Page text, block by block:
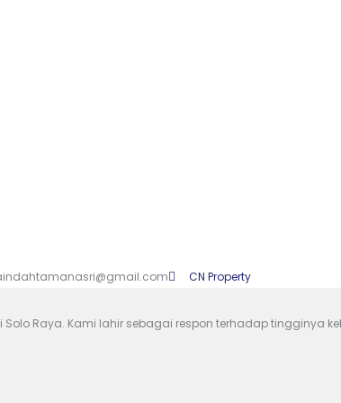
CN Property
Raya. Kami lahir sebagai respon terhadap tingginya